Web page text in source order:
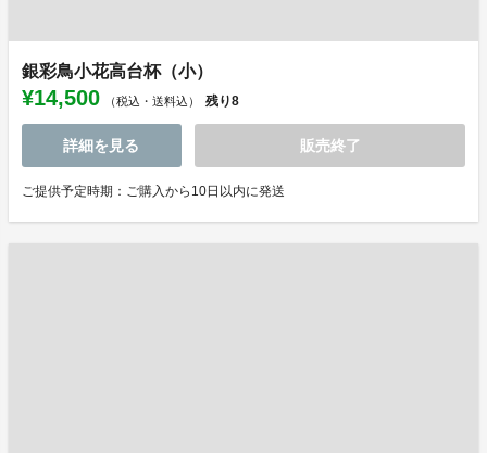
銀彩鳥小花高台杯（小）
¥14,500 （税込・送料込） 残り8
詳細を見る 販売終了
ご提供予定時期：ご購入から10日以内に発送